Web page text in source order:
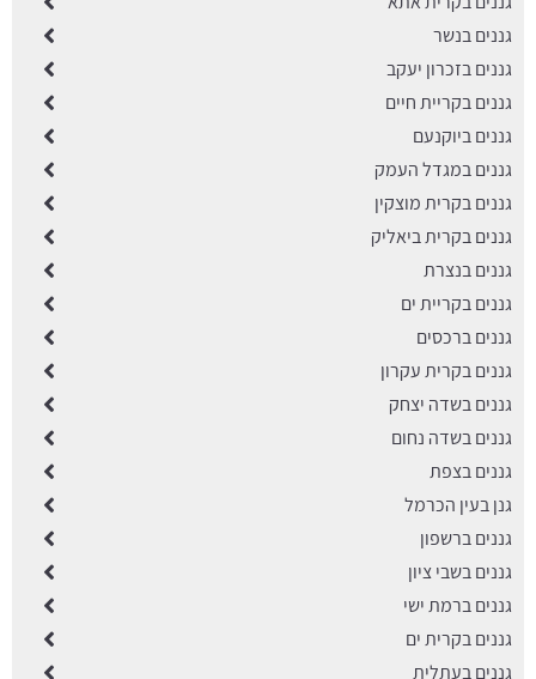
גננים בנשר
גננים בזכרון יעקב
גננים בקריית חיים
גננים ביוקנעם
גננים במגדל העמק
גננים בקרית מוצקין
גננים בקרית ביאליק
גננים בנצרת
גננים בקריית ים
גננים ברכסים
גננים בקרית עקרון
גננים בשדה יצחק
גננים בשדה נחום
גננים בצפת
גנן בעין הכרמל
גננים ברשפון
גננים בשבי ציון
גננים ברמת ישי
גננים בקרית ים
גננים בעתלית